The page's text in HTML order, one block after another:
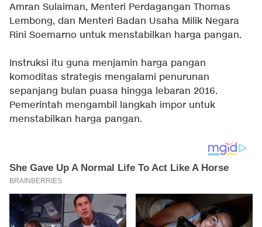
Amran Sulaiman, Menteri Perdagangan Thomas
Lembong, dan Menteri Badan Usaha Milik Negara
Rini Soemarno untuk menstabilkan harga pangan.
Instruksi itu guna menjamin harga pangan
komoditas strategis mengalami penurunan
sepanjang bulan puasa hingga lebaran 2016.
Pemerintah mengambil langkah impor untuk
menstabilkan harga pangan.